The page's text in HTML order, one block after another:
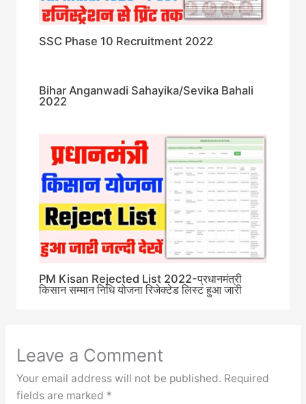
SSC Phase 10 Recruitment 2022
Bihar Anganwadi Sahayika/Sevika Bahali
2022
PM Kisan Rejected List 2022-प्रधानमंत्री
किसान सम्मान निधि योजना रिजेक्टेड लिस्ट हुआ जारी
Leave a Comment
Your email address will not be published. Required
fields are marked *